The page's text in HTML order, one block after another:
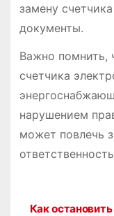
замену
документы.
Важно помнить,
счетчика
нарушением
может повлечь
Как остановить